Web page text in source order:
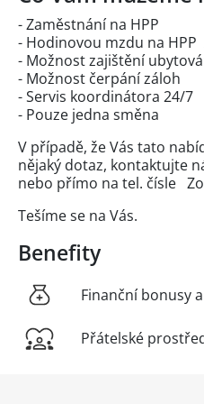
- Zaměstnání na HPP
- Hodinovou mzdu na
- Možnost zajištění
- Možnost čerpání záloh
- Servis koordinátora 24/7
- Pouze jedna směna
V případě, že Vás tato
nějaký dotaz, kontaktujte
nebo přímo na tel. čísle
Tešíme se na Vás.
Benefity
Finanční bonusy
Přátelské